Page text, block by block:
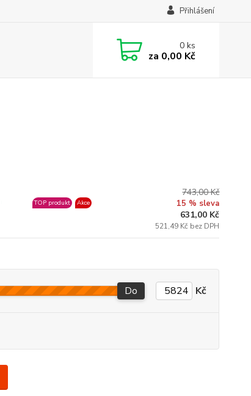
Přihlášení
0ks
za 0,00 Kč
TOP produkt Akce
743,00 Kč
15 % sleva
631,00 Kč
521,49 Kč bez DPH
Do Kč